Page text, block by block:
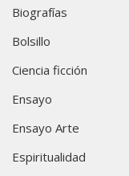
Biografías
Bolsillo
Ciencia ficción
Ensayo
Ensayo Arte
Espiritualidad